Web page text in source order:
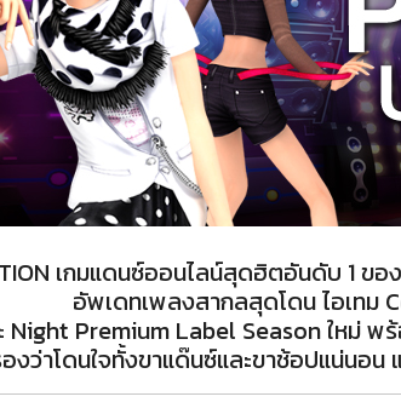
เกมแดนซ์ออนไลน์สุดฮิตอันดับ 1 ขอ
อัพเดทเพลงสากลสุดโดน ไอเทม
Night Premium Label Season ใหม่ พ
งว่าโดนใจทั้งขาแด๊นซ์และขาช้อปแน่นอน